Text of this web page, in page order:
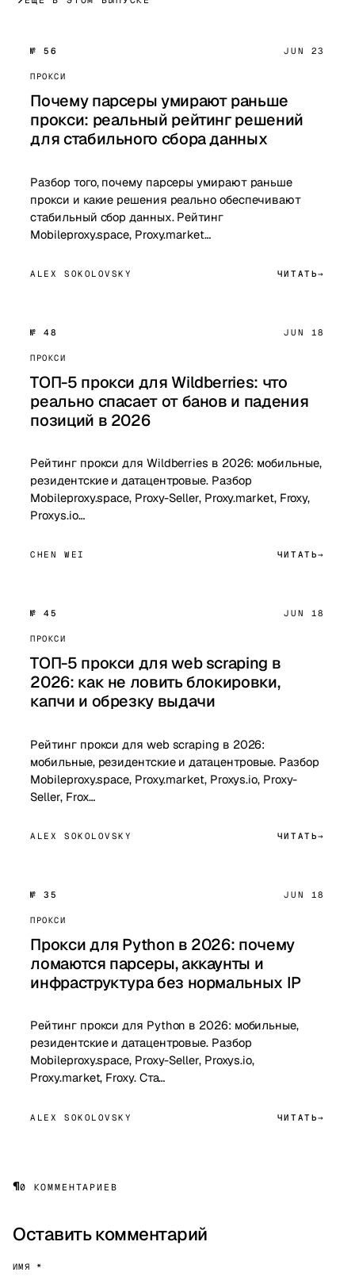
№ 56 JUN 23
ПРОКСИ
Почему парсеры умирают раньше
прокси: реальный рейтинг решений
для стабильного сбора данных
Разбор того, почему парсеры умирают раньше
прокси и какие решения реально обеспечивают
стабильный сбор данных. Рейтинг
Mobileproxy.space, Proxy.market…
ALEX SOKOLOVSKY ЧИТАТЬ
№ 48 JUN 18
ПРОКСИ
ТОП-5 прокси для Wildberries: что
реально спасает от банов и падения
позиций в 2026
Рейтинг прокси для Wildberries в 2026: мобильные,
резидентские и датацентровые. Разбор
Mobileproxy.space, Proxy-Seller, Proxy.market, Froxy,
Proxys.io…
CHEN WEI ЧИТАТЬ
№ 45 JUN 18
ПРОКСИ
ТОП-5 прокси для web scraping в
2026: как не ловить блокировки,
капчи и обрезку выдачи
Рейтинг прокси для web scraping в 2026:
мобильные, резидентские и датацентровые. Разбор
Mobileproxy.space, Proxy.market, Proxys.io, Proxy-
Seller, Frox…
ALEX SOKOLOVSKY ЧИТАТЬ
№ 35 JUN 18
ПРОКСИ
Прокси для Python в 2026: почему
ломаются парсеры, аккаунты и
инфраструктура без нормальных IP
Рейтинг прокси для Python в 2026: мобильные,
резидентские и датацентровые. Разбор
Mobileproxy.space, Proxy-Seller, Proxys.io,
Proxy.market, Froxy. Ста…
ALEX SOKOLOVSKY ЧИТАТЬ
¶0 КОММЕНТАРИЕВ
Оставить комментарий
ИМЯ *